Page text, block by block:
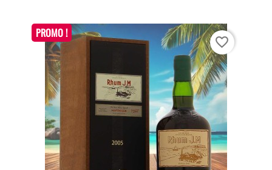
PROMO !
favorite_border